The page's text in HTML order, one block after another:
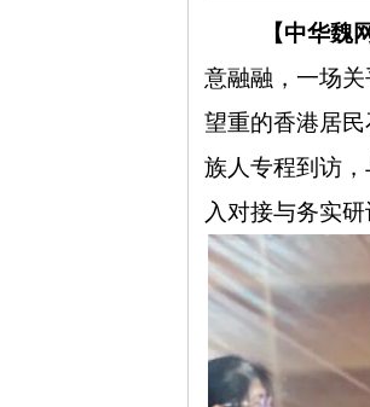
【中华魏
意融融，一场
望重的香港居
族人专程到访
入对接与务实